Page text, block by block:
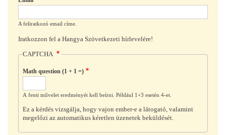
A feliratkozó email címe.
Iratkozzon fel a Hangya Szövetkezeti hírlevelére!
CAPTCHA
Math question (1 + 1 =)
A fenti művelet eredményét kell beírni. Például 1+3 esetén 4-et.
Ez a kérdés vizsgálja, hogy vajon ember-e a látogató, valamint
megelőzi az automatikus kéretlen üzenetek beküldését.